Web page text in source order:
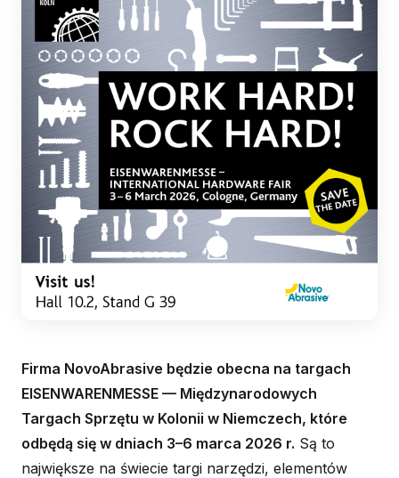
Firma NovoAbrasive będzie obecna na targach
EISENWARENMESSE — Międzynarodowych
Targach Sprzętu w Kolonii w Niemczech, które
odbędą się w dniach 3–6 marca 2026 r. Są to
największe na świecie targi narzędzi, elementów